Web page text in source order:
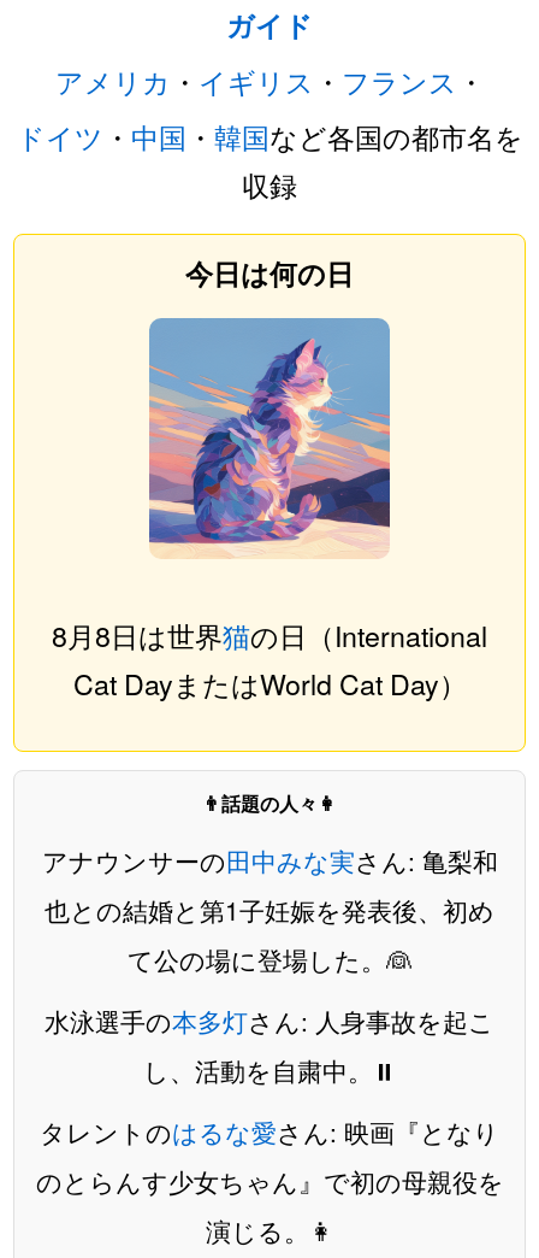
ガイド
アメリカ ・ イギリス ・ フランス ・
ドイツ ・ 中国 ・ 韓国など各国の都市名を
収録
今日は何の日
8月8日は世界猫の日（International
Cat DayまたはWorld Cat Day）
👨話題の人々👩
アナウンサーの田中みな実さん: 亀梨和
也との結婚と第1子妊娠を発表後、初め
て公の場に登場した。👰
水泳選手の本多灯さん: 人身事故を起こ
し、活動を自粛中。⏸️
タレントのはるな愛さん: 映画『となり
のとらんす少女ちゃん』で初の母親役を
演じる。👩